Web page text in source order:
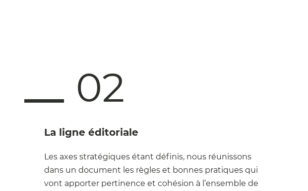
02
La ligne éditoriale
Les axes stratégiques étant définis, nous réunissons
dans un document les règles et bonnes pratiques qui
vont apporter pertinence et cohésion à l’ensemble de